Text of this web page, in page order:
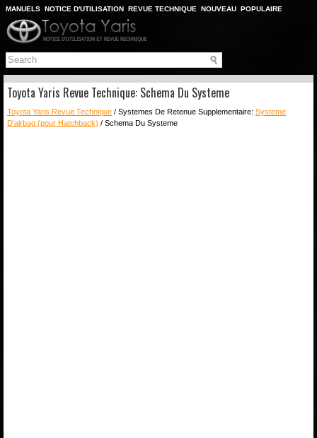
MANUELS NOTICE D'UTILISATION REVUE TECHNIQUE NOUVEAU POPULAIRE
PLAN DU SITE
CHERCHER
Toyota Yaris Revue Technique: Schema Du Systeme
Toyota Yaris Revue Technique / Systemes De Retenue Supplementaire: Systeme
D'airbag (pour Hatchback) / Schema Du Systeme